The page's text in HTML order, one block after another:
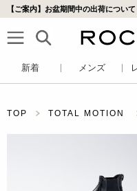
【ご案内】お盆期間中の出荷について
新着 メンズ
TOP TOTAL MOTION